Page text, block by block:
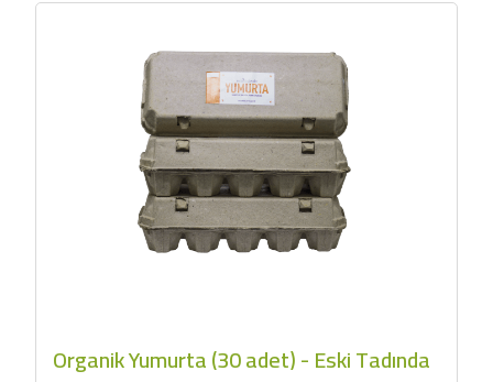
Organik Yumurta (30 adet) - Eski Tadında